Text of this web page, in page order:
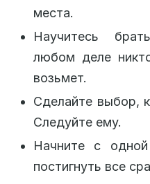
места.
Научитесь
любом деле
возьмет.
Сделайте выбор,
Следуйте ему.
Начните с
постигнуть все